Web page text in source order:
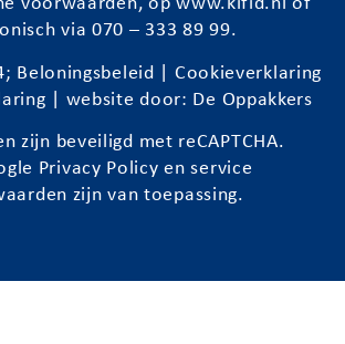
voorwaarden, opwww.kifid.nl of
via 070 – 333 89 99.
Beloningsbeleid
Cookieverklaring
| website door: De Oppakkers
zijn beveiligd met reCAPTCHA.
Privacy Policy enservice
zijn van toepassing.